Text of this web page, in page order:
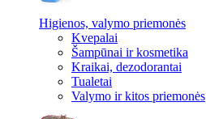
Higienos, valymo priemonės
Kvepalai
Šampūnai ir kosmetika
Kraikai, dezodorantai
Tualetai
Valymo ir kitos priemonės